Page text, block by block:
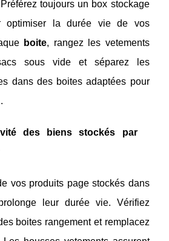
toujours un box stockage
optimiser la durée vie de vos
boite, rangez les vetements
sous vide et séparez les
dans des boites adaptées pour
des biens stockés par
vos produits page stockés dans
leur durée vie. Vérifiez
boites rangement et remplacez